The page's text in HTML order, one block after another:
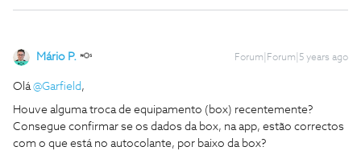
Mário P. Forum|Forum|5 years ago
Olá @Garfield,
Houve alguma troca de equipamento (box) recentemente?
Consegue confirmar se os dados da box, na app, estão correctos
com o que está no autocolante, por baixo da box?